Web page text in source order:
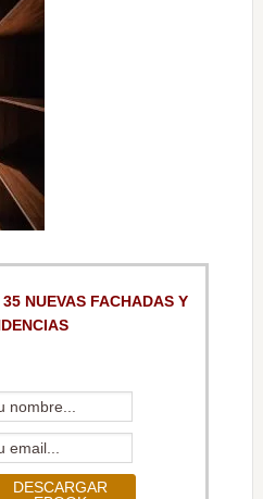
35 NUEVAS FACHADAS Y